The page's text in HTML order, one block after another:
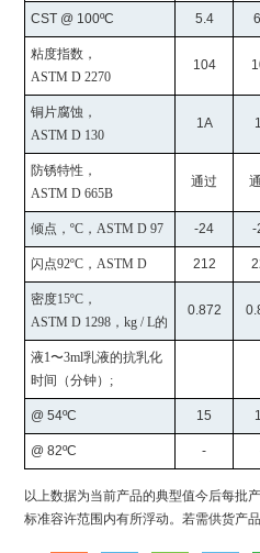
CST @ 100ºC 5.4
粘度指数，
ASTM D 2270
104
铜片腐蚀，
ASTM D 130
1A
防锈特性，
ASTM D 665B
通过
倾点，ºC ，ASTM D 97 -24 -
闪点92ºC ，ASTM D 212
密度15ºC ，
ASTM D 1298 ，kg / L的
0.872
液1〜3ml乳液的抗乳化
时间（分钟） ;
@ 54ºC 15
@ 82ºC -
以上数据为当前产品的典型值今后每批
标准容许范围内有所浮动。若需供货产